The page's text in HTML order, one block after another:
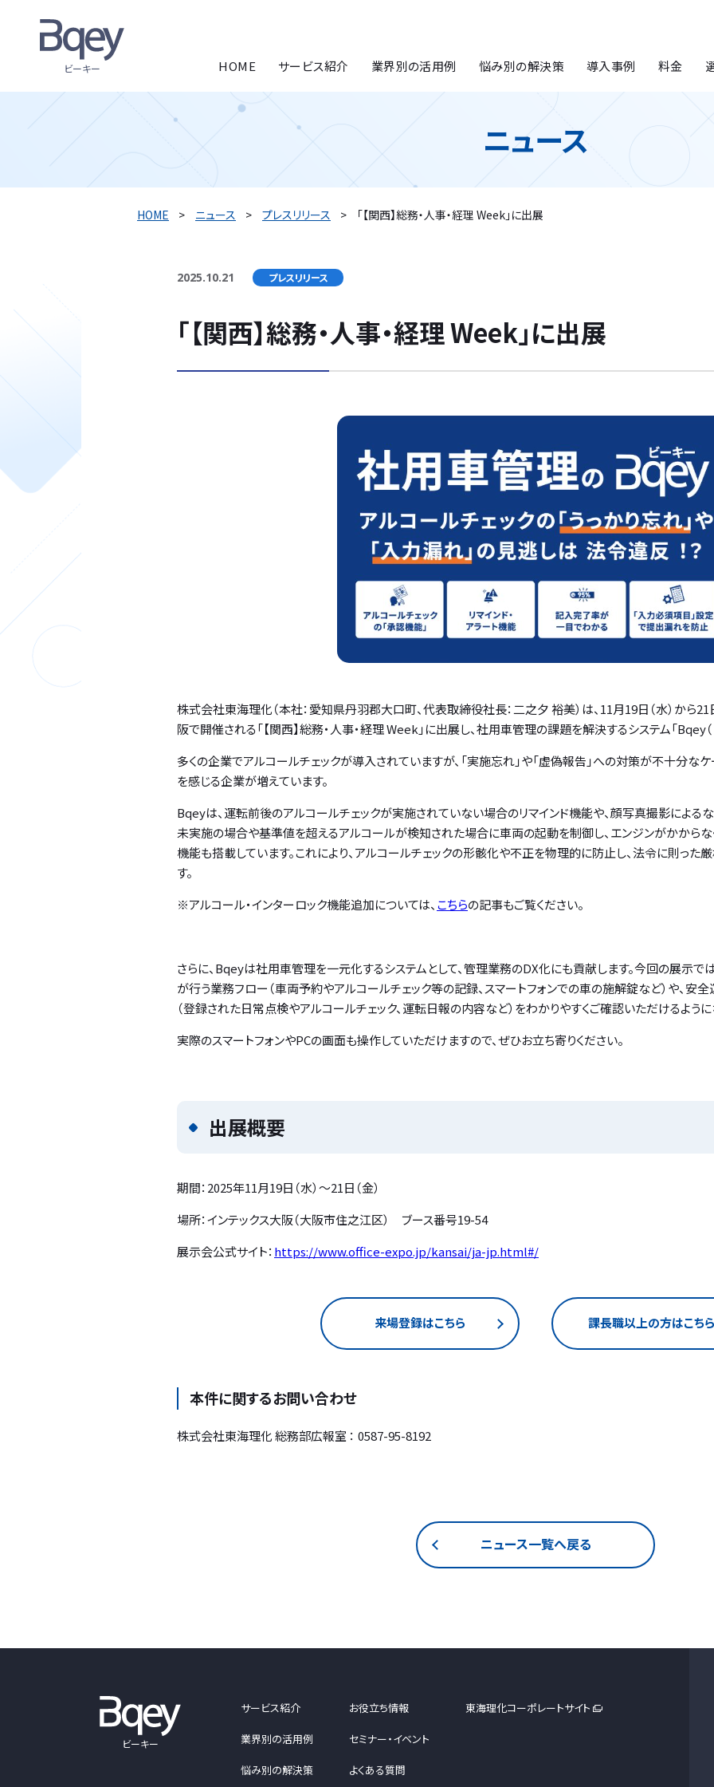
ビーキー HOME サービス紹介 業界別の活用例 悩み別の解決策 導入事例 料金
ニュース
HOME ニュース プレスリリース 「【関西】総務・人事・経理 Week」に出展
2025.10.21 プレスリリース
「【関西】総務・人事・経理 Week」に出展
株式会社東海理化（本社：愛知県丹羽郡大口町、代表取締役社長：二之夕 裕美）は、11月19日（水）から21
阪で開催される「【関西】総務・人事・経理 Week」に出展し、社用車管理の課題を解決するシステム「Bqey
多くの企業でアルコールチェックが導入されていますが、「実施忘れ」や「虚偽報告」への対策が不十分な
を感じる企業が増えています。
Bqeyは、運転前後のアルコールチェックが実施されていない場合のリマインド機能や、顔写真撮影による
未実施の場合や基準値を超えるアルコールが検知された場合に車両の起動を制御し、エンジンがかからなく
機能も搭載しています。これにより、アルコールチェックの形骸化や不正を物理的に防止し、法令に則っ
す。
※アルコール・インターロック機能追加については、こちらの記事もご覧ください。
さらに、Bqeyは社用車管理を一元化するシステムとして、管理業務のDX化にも貢献します。今回の展示で
が行う業務フロー（車両予約やアルコールチェック等の記録、スマートフォンでの車の施解錠など）や、安
（登録された日常点検やアルコールチェック、運転日報の内容など）をわかりやすくご確認いただけるように
実際のスマートフォンやPCの画面も操作していただけますので、ぜひお立ち寄りください。
出展概要
期間：2025年11月19日（水）～21日（金）
場所：インテックス大阪（大阪市住之江区） ブース番号19-54
展示会公式サイト： https://www.office-expo.jp/kansai/ja-jp.html#/
来場登録はこちら 課長職以上の方はこちら
本件に関するお問い合わせ
株式会社東海理化 総務部広報室 ： 0587-95-8192
ニュース一覧へ戻る
ビーキー
サービス紹介 お役立ち情報
業界別の活用例 セミナー・イベント
悩み別の解決策 よくある質問
東海理化コーポレートサイト